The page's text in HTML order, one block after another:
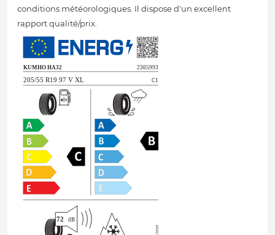
conditions météorologiques. Il dispose d'un excellent
rapport qualité/prix.